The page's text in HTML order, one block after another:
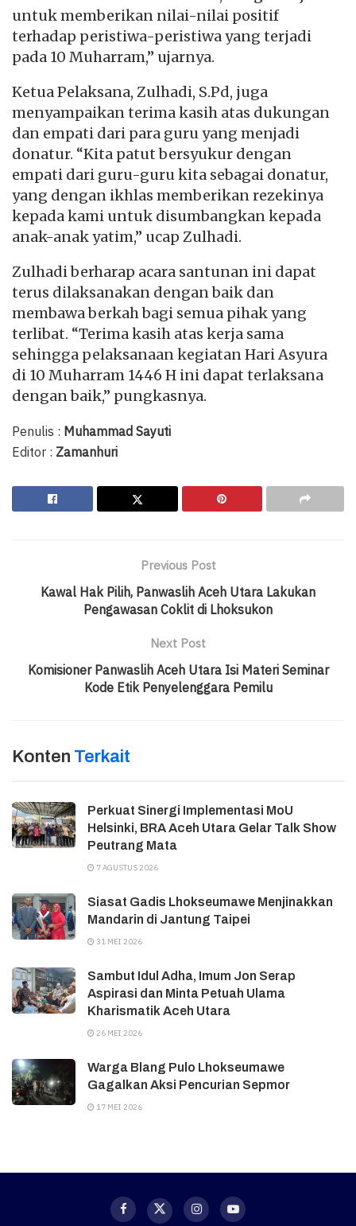
untuk memberikan nilai-nilai positif
terhadap peristiwa-peristiwa yang terjadi
pada 10 Muharram,” ujarnya.
Ketua Pelaksana, Zulhadi, S.Pd, juga
menyampaikan terima kasih atas dukungan
dan empati dari para guru yang menjadi
donatur. “Kita patut bersyukur dengan
empati dari guru-guru kita sebagai donatur,
yang dengan ikhlas memberikan rezekinya
kepada kami untuk disumbangkan kepada
anak-anak yatim,” ucap Zulhadi.
Zulhadi berharap acara santunan ini dapat
terus dilaksanakan dengan baik dan
membawa berkah bagi semua pihak yang
terlibat. “Terima kasih atas kerja sama
sehingga pelaksanaan kegiatan Hari Asyura
di 10 Muharram 1446 H ini dapat terlaksana
dengan baik,” pungkasnya.
Penulis : Muhammad Sayuti
Editor : Zamanhuri
Previous Post
Kawal Hak Pilih, Panwaslih Aceh Utara Lakukan
Pengawasan Coklit di Lhoksukon
Next Post
Komisioner Panwaslih Aceh Utara Isi Materi Seminar
Kode Etik Penyelenggara Pemilu
Konten Terkait
Perkuat Sinergi Implementasi MoU
Helsinki, BRA Aceh Utara Gelar Talk Show
Peutrang Mata
7 AGUSTUS 2026
Siasat Gadis Lhokseumawe Menjinakkan
Mandarin di Jantung Taipei
31 MEI 2026
Sambut Idul Adha, Imum Jon Serap
Aspirasi dan Minta Petuah Ulama
Kharismatik Aceh Utara
26 MEI 2026
Warga Blang Pulo Lhokseumawe
Gagalkan Aksi Pencurian Sepmor
17 MEI 2026